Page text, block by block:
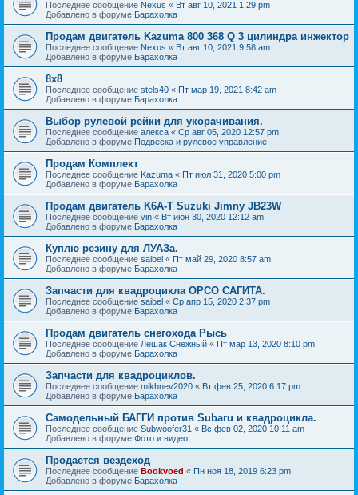
Последнее сообщение Nexus « Вт авг 10, 2021 1:29 pm
Добавлено в форуме Барахолка
Продам двигатель Kazuma 800 368 Q 3 цилиндра инжектор
Последнее сообщение Nexus « Вт авг 10, 2021 9:58 am
Добавлено в форуме Барахолка
8х8
Последнее сообщение stels40 « Пт мар 19, 2021 8:42 am
Добавлено в форуме Барахолка
Выбор рулевой рейки для укорачивания.
Последнее сообщение алекса « Ср авг 05, 2020 12:57 pm
Добавлено в форуме Подвеска и рулевое управление
Продам Комплект
Последнее сообщение Kazuma « Пт июл 31, 2020 5:00 pm
Добавлено в форуме Барахолка
Продам двигатель K6A-T Suzuki Jimny JB23W
Последнее сообщение vin « Вт июн 30, 2020 12:12 am
Добавлено в форуме Барахолка
Куплю резину для ЛУАЗа.
Последнее сообщение saibel « Пт май 29, 2020 8:57 am
Добавлено в форуме Барахолка
Запчасти для квадроцикла ОРСО САГИТА.
Последнее сообщение saibel « Ср апр 15, 2020 2:37 pm
Добавлено в форуме Барахолка
Продам двигатель снегохода Рысь
Последнее сообщение Лешак Снежный « Пт мар 13, 2020 8:10 pm
Добавлено в форуме Барахолка
Запчасти для квадроциклов.
Последнее сообщение mikhnev2020 « Вт фев 25, 2020 6:17 pm
Добавлено в форуме Барахолка
Самодельный БАГГИ против Subaru и квадроцикла.
Последнее сообщение Subwoofer31 « Вс фев 02, 2020 10:11 am
Добавлено в форуме Фото и видео
Продается вездеход
Последнее сообщение Bookvoed « Пн ноя 18, 2019 6:23 pm
Добавлено в форуме Барахолка